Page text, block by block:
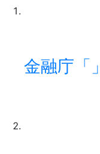
金融庁「